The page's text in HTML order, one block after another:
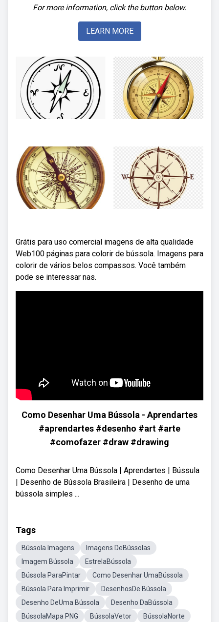
For more information, click the button below.
LEARN MORE
Grátis para uso comercial imagens de alta qualidade
Web100 páginas para colorir de bússola. Imagens para
colorir de vários belos compassos. Você também
pode se interessar nas.
Como Desenhar Uma Bússola - Aprendartes
#aprendartes #desenho #art #arte
#comofazer #draw #drawing
Como Desenhar Uma Bússola | Aprendartes | Bússula
| Desenho de Bússola Brasileira | Desenho de uma
bússola simples ...
Tags
Bússola Imagens
Imagens DeBússolas
Imagem Bússola
EstrelaBússola
Bússola ParaPintar
Como Desenhar UmaBússola
Bússola Para Imprimir
DesenhosDe Bússola
Desenho DeUma Bússola
Desenho DaBússola
BússolaMapa PNG
BússolaVetor BússolaNorte